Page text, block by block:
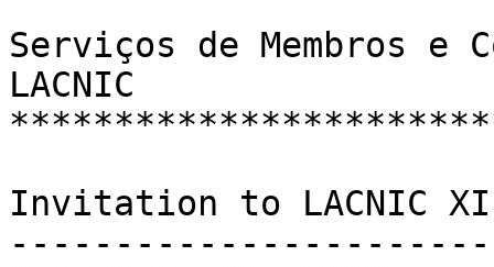
Serviços de Membros e
LACNIC
Invitation to LACNIC
-----------------------